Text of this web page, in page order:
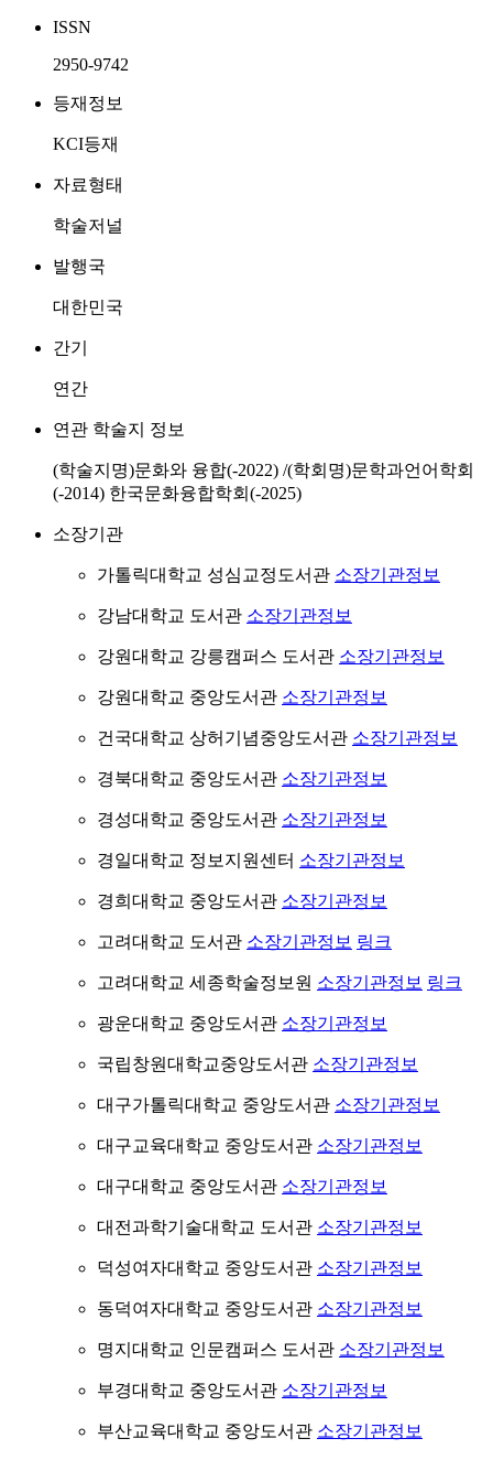
ISSN
2950-9742
등재정보
KCI등재
자료형태
학술저널
발행국
대한민국
간기
연간
연관 학술지 정보
(학술지명)문화와 융합(-2022) /(학회명)문학과언어학회
(-2014) 한국문화융합학회(-2025)
소장기관
가톨릭대학교 성심교정도서관 소장기관정보
강남대학교 도서관 소장기관정보
강원대학교 강릉캠퍼스 도서관 소장기관정보
강원대학교 중앙도서관 소장기관정보
건국대학교 상허기념중앙도서관 소장기관정보
경북대학교 중앙도서관 소장기관정보
경성대학교 중앙도서관 소장기관정보
경일대학교 정보지원센터 소장기관정보
경희대학교 중앙도서관 소장기관정보
고려대학교 도서관 소장기관정보 링크
고려대학교 세종학술정보원 소장기관정보 링크
광운대학교 중앙도서관 소장기관정보
국립창원대학교중앙도서관 소장기관정보
대구가톨릭대학교 중앙도서관 소장기관정보
대구교육대학교 중앙도서관 소장기관정보
대구대학교 중앙도서관 소장기관정보
대전과학기술대학교 도서관 소장기관정보
덕성여자대학교 중앙도서관 소장기관정보
동덕여자대학교 중앙도서관 소장기관정보
명지대학교 인문캠퍼스 도서관 소장기관정보
부경대학교 중앙도서관 소장기관정보
부산교육대학교 중앙도서관 소장기관정보